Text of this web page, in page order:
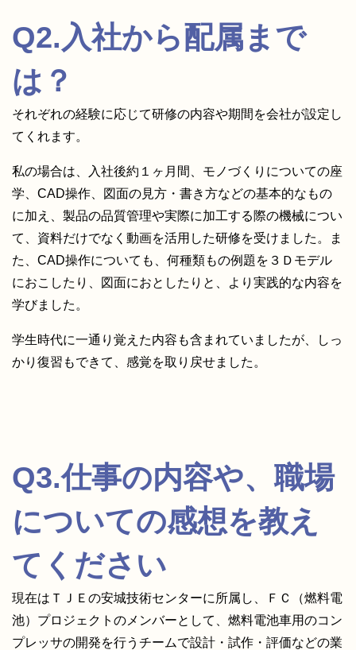
Q2.入社から配属まで
は？
それぞれの経験に応じて研修の内容や期間を会社が設定し
てくれます。
私の場合は、入社後約１ヶ月間、モノづくりについての座
学、CAD操作、図面の見方・書き方などの基本的なもの
に加え、製品の品質管理や実際に加工する際の機械につい
て、資料だけでなく動画を活用した研修を受けました。ま
た、CAD操作についても、何種類もの例題を３Ｄモデル
におこしたり、図面におとしたりと、より実践的な内容を
学びました。
学生時代に一通り覚えた内容も含まれていましたが、しっ
かり復習もできて、感覚を取り戻せました。
Q3.仕事の内容や、職場
についての感想を教え
てください
現在はＴＪＥの安城技術センターに所属し、ＦＣ（燃料電
池）プロジェクトのメンバーとして、燃料電池車用のコン
プレッサの開発を行うチームで設計・試作・評価などの業